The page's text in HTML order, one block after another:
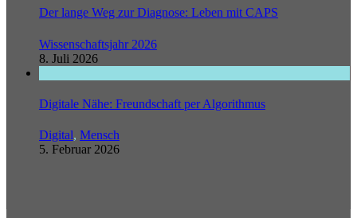
Der lange Weg zur Diagnose: Leben mit CAPS
Wissenschaftsjahr 2026
8. Juli 2026
Digitale Nähe: Freundschaft per Algorithmus
Digital, Mensch
5. Februar 2026